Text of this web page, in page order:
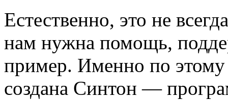
Естественно, это не
нам нужна помощь,
пример. Именно по
создана Синтон —